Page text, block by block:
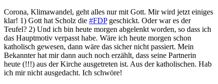
Corona, Klimawandel, geht alles nur mit Gott. Mir wird jetzt einiges
klar! 1) Gott hat Scholz die #FDPgeschickt. Oder war es der
Teufel? 2) Und ich bin heute morgen abgelenkt worden, so dass ich
das Hauptmotiv verpasst habe. Wäre ich heute morgen schon
katholisch gewesen, dann wäre das sicher nicht passiert. Mein
Bekannter hat mir dann auch noch erzählt, dass seine Partnerin
heute (!!!) aus der Kirche ausgetreten ist. Aus der katholischen. Hab
ich mir nicht ausgedacht. Ich schwöre!